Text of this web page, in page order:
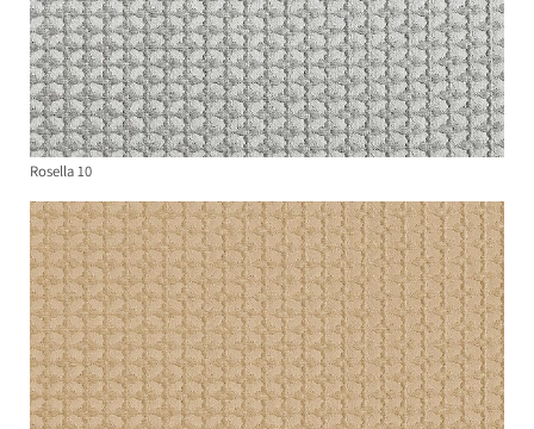
Rosella 10